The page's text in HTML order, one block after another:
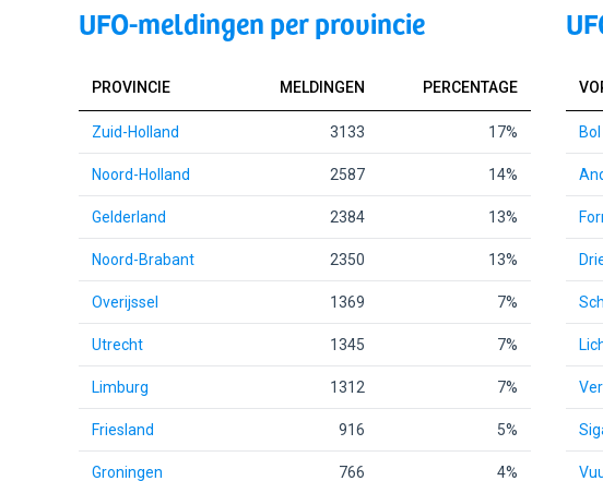
UFO-meldingen per provincie
PROVINCIE MELDINGEN PERCENTAGE
Zuid-Holland 3133 17%
Noord-Holland 2587 14%
Gelderland 2384 13%
Noord-Brabant 2350 13%
Overijssel 1369 7%
Utrecht 1345 7%
Limburg 1312 7%
Friesland 916 5%
Groningen 766 4%
Bol